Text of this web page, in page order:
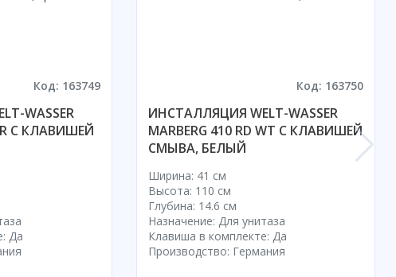
Код: 163749
WASSER
С КЛАВИШЕЙ
Да
Код: 163750
ИНСТАЛЛЯЦИЯ WELT-WASSER
MARBERG 410 RD WT С КЛАВИШЕЙ
СМЫВА, БЕЛЫЙ
Ширина: 41 см
Высота: 110 см
Глубина: 14.6 см
Назначение: Для унитаза
Клавиша в комплекте: Да
Производство: Германия